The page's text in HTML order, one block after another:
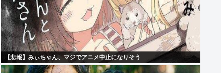
【悲報】みぃちゃん、マジでアニメ中止になりそう